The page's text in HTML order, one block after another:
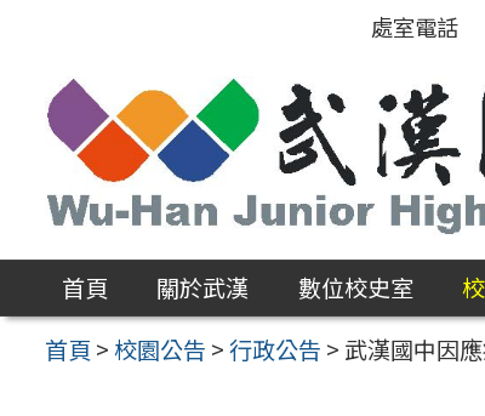
區
處室電話
首頁 關於武漢 數位校史室
首頁 >校園公告 >行政公告 > 武漢國中因